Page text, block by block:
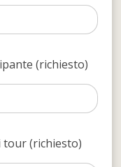
(richiesto)
tour (richiesto)